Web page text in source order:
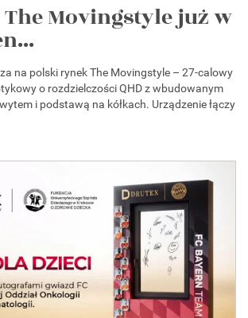
Movingstyle już w
na polski rynek The Movingstyle – 27-calowy
o rozdzielczości QHD z wbudowanym
i podstawą na kółkach. Urządzenie łączy